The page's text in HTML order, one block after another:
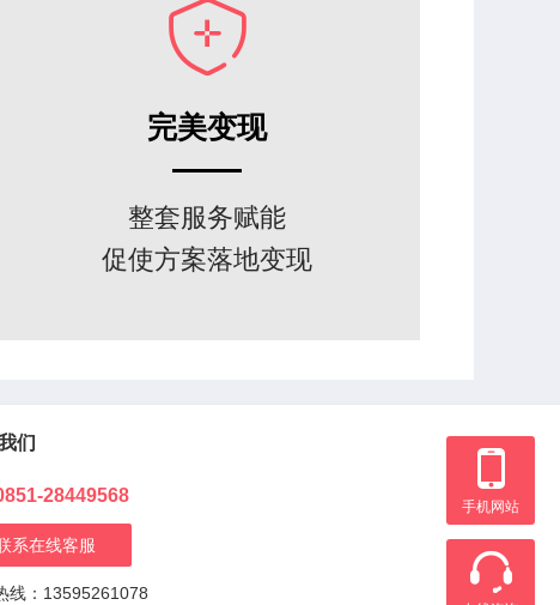
完美变现
整套服务赋能
促使方案落地变现
们
28449568
系在线客服
线：13595261078
手机网站